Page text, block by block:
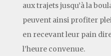
aux trajets jusqu’à la
peuvent ainsi profiter
en recevant leur pain
l’heure convenue.